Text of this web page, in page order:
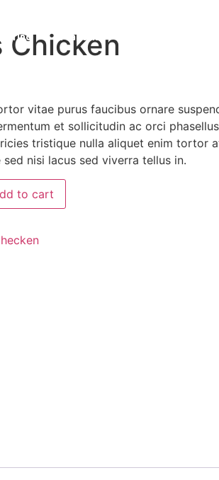
Franchise
Chicken
vitae purus faucibus ornare
et sollicitudin ac orci
tristique nulla aliquet enim tortor
sed nisi lacus sed viverra tellus in.
to cart